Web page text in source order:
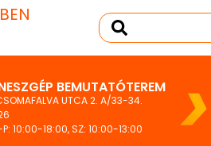
BEMUTATÓTEREM
UTCA 2. A/33-34.
10:00-18:00, SZ: 10:00-13:00